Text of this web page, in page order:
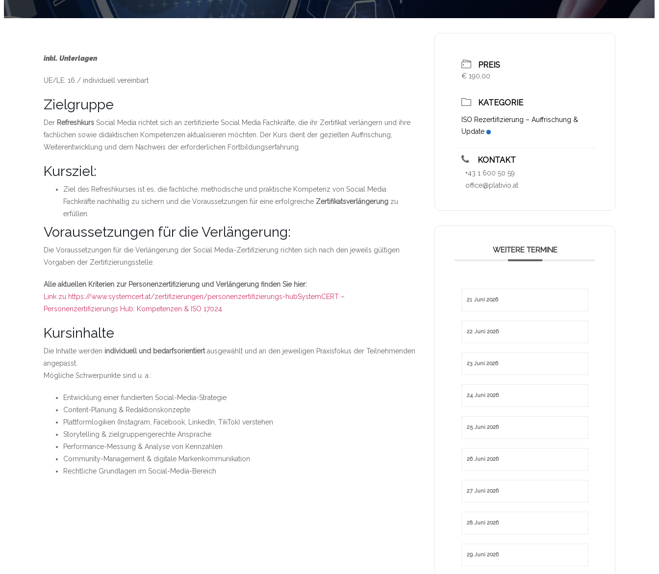
inkl. Unterlagen
UE/LE: 16 / individuell vereinbart
Zielgruppe
Der Refreshkurs Social Media richtet sich an zertifizierte Social Media Fachkräfte, die ihr Zertifikat verlängern und ihre
fachlichen sowie didaktischen Kompetenzen aktualisieren möchten. Der Kurs dient der gezielten Auffrischung,
Weiterentwicklung und dem Nachweis der erforderlichen Fortbildungserfahrung.
Kursziel:
Ziel des Refreshkurses ist es, die fachliche, methodische und praktische Kompetenz von Social Media
Fachkräfte nachhaltig zu sichern und die Voraussetzungen für eine erfolgreiche Zertifikatsverlängerung zu
erfüllen.
Voraussetzungen für die Verlängerung:
Die Voraussetzungen für die Verlängerung der Social Media-Zertifizierung richten sich nach den jeweils gültigen
Vorgaben der Zertifizierungsstelle.
Alle aktuellen Kriterien zur Personenzertifizierung und Verlängerung finden Sie hier:
Link zu https://www.systemcert.at/zertifizierungen/personenzertifizierungs-hubSystemCERT –
Personenzertifizierungs Hub: Kompetenzen & ISO 17024
Kursinhalte
Die Inhalte werden individuell und bedarfsorientiertausgewählt und an den jeweiligen Praxisfokus der Teilnehmenden
angepasst.
Mögliche Schwerpunkte sind u. a.:
Entwicklung einer fundierten Social-Media-Strategie
Content-Planung & Redaktionskonzepte
Plattformlogiken (Instagram, Facebook, LinkedIn, TikTok) verstehen
Storytelling & zielgruppengerechte Ansprache
Performance-Messung & Analyse von Kennzahlen
Community-Management & digitale Markenkommunikation
Rechtliche Grundlagen im Social-Media-Bereich
PREIS
€ 190,00
KATEGORIE
ISO Rezertifizierung – Auffrischung &
Update
KONTAKT
+43 1 600 50 59
office@plativio.at
WEITERE TERMINE
21 Juni 2026
22 Juni 2026
23 Juni 2026
24 Juni 2026
25 Juni 2026
26 Juni 2026
27 Juni 2026
28 Juni 2026
29 Juni 2026